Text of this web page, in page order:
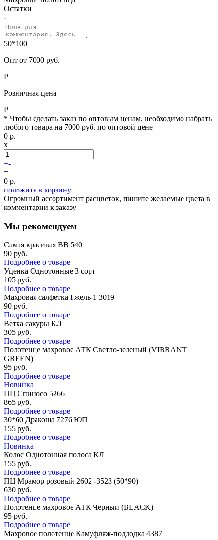
Остатки
-
50*100
Опт от 7000 руб.
Р
Розничная цена
Р
* Чтобы сделать заказ по оптовым ценам, необходимо набрать
любого товара на 7000 руб. по оптовой цене
0 р.
x
+-
=
0 р.
положить в корзину
Огромный ассортимент расцветок, пишите желаемые цвета в
комментарии к заказу
Мы рекомендуем
Самая красивая ВВ 540
90 руб.
Подробнее о товаре
Уценка Однотонные 3 сорт
105 руб.
Подробнее о товаре
Махровая салфетка Гжель-1 3019
90 руб.
Подробнее о товаре
Ветка сакуры КЛ
305 руб.
Подробнее о товаре
Полотенце махровое АТК Светло-зеленый (VIBRANT
GREEN)
95 руб.
Подробнее о товаре
Новинка
ПЦ Спиносо 5266
865 руб.
Подробнее о товаре
30*60 Дракоша 7276 ЮП
155 руб.
Подробнее о товаре
Новинка
Колос Однотонная полоса КЛ
155 руб.
Подробнее о товаре
ПЦ Мрамор розовый 2602 -3528 (50*90)
630 руб.
Подробнее о товаре
Полотенце махровое АТК Черный (BLACK)
95 руб.
Подробнее о товаре
Махровое полотенце Камуфляж-подлодка 4387